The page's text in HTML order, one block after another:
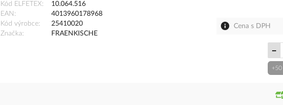
Kód ELFETEX
10.064.516
EAN
4013960178968
Kód výrobce
25410020
Značka
FRAENKISCHE
Cena s DPH
+50